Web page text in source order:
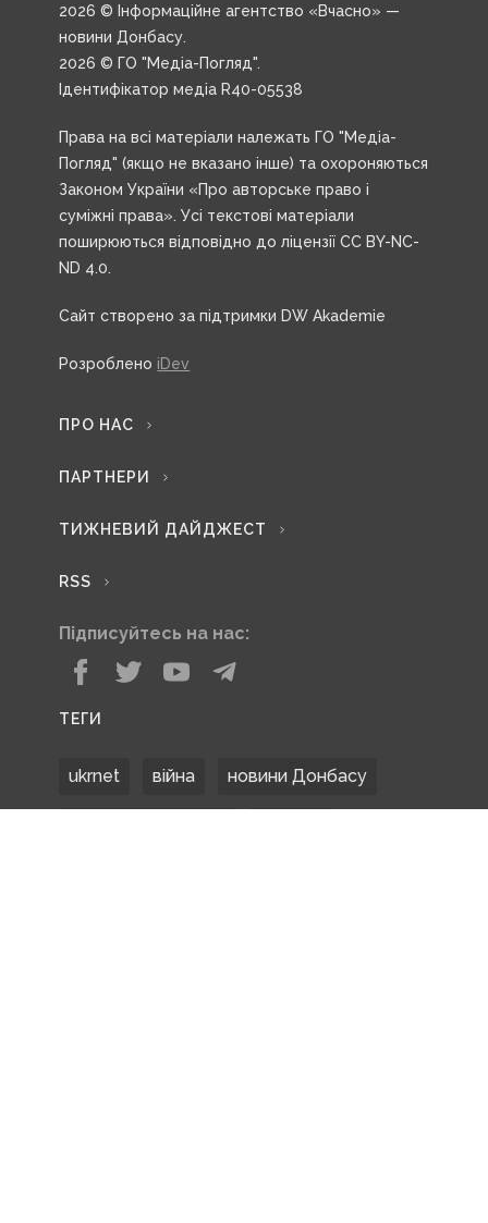
2026 © Інформаційне агентство «Вчасно» —
новини Донбасу.
2026 © ГО "Медіа-Погляд".
Ідентифікатор медіа R40-05538
Права на всі матеріали належать ГО "Медіа-
Погляд" (якщо не вказано інше) та охороняються
Законом України «Про авторське право і
суміжні права». Усі текстові матеріали
поширюються відповідно до ліцензії CC BY-NC-
ND 4.0.
Сайт створено за підтримки DW Akademie
Розроблено iDev
ПРО НАС
ПАРТНЕРИ
ТИЖНЕВИЙ ДАЙДЖЕСТ
RSS
Підписуйтесь на нас:
ТЕГИ
ukrnet війна новини Донбасу